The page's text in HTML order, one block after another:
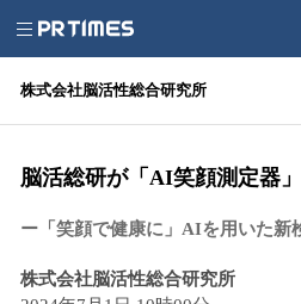
株式会社脳活性総合研究所
脳活総研が「AI笑顔測定器
ー「笑顔で健康に」AIを用いた新
株式会社脳活性総合研究所